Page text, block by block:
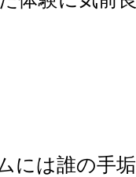
には誰の手